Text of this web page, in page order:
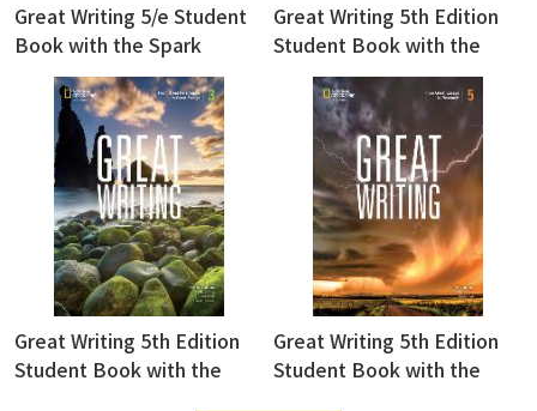
Great Writing 5/e Student
Book with the Spark
Platform 4 : Great Essays
(附線上密碼，一經刮開恕不
Great Writing 5th Edition
Student Book with the
Spark Platform 1 : Great
Sentences for Great
Paragraphs (附線上密碼，一
經刮開恕不退換)
Great Writing 5th Edition
Student Book with the
Great Writing 5th Edition
Student Book with the